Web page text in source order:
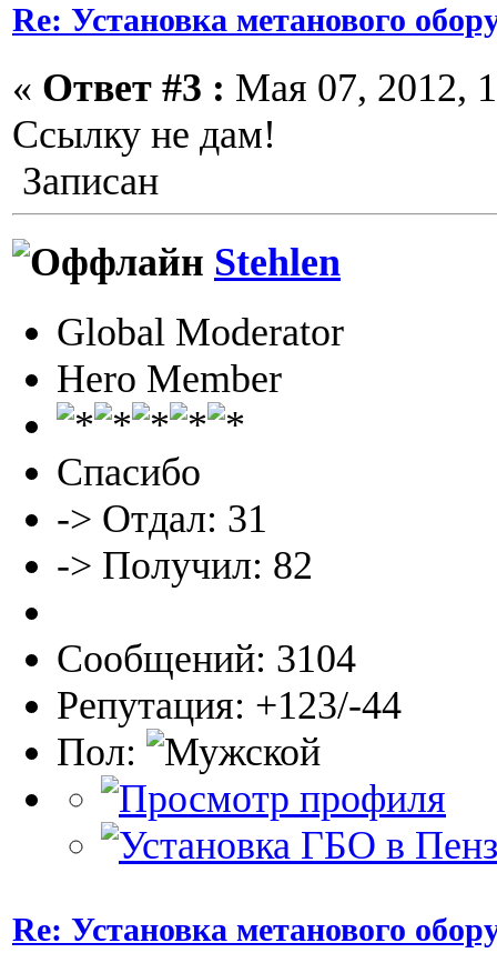
Re: Установка метанового
« Ответ #3 : Мая 07, 2012,
Ссылку не дам!
Записан
Stehlen
Global Moderator
Hero Member
Спасибо
-> Отдал: 31
-> Получил: 82
Сообщений: 3104
Репутация: +123/-44
Пол:
Re: Установка метанового